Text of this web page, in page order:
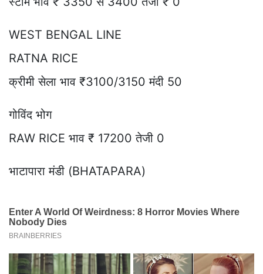
WEST BENGAL LINE
RATNA RICE
क्रीमी सेला भाव ₹3100/3150 मंदी 50
गोविंद भोग
RAW RICE भाव ₹ 17200 तेजी 0
भाटापारा मंडी (BHATAPARA)